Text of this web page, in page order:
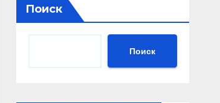
Поиск
Поиск